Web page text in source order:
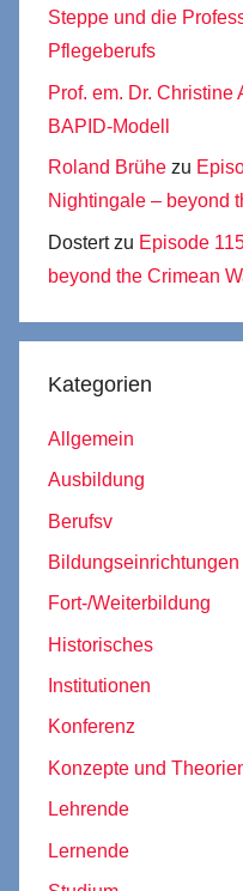
Steppe und die
Pflegeberufs
Prof. em. Dr. Christine
BAPID-Modell
Roland Brühe zu
Nightingale – beyond
Dostertzu Episode
beyond the Crimean
Kategorien
Allgemein
Ausbildung
Berufsv
Bildungseinrichtungen
Fort-/Weiterbildung
Historisches
Institutionen
Konferenz
Konzepte und
Lehrende
Lernende